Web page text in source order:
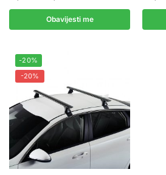
Obavijesti me
-20%
-20%